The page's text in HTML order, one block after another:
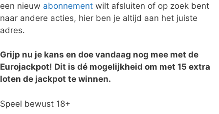
een nieuw abonnement wilt afsluiten of op zoek bent
naar andere acties, hier ben je altijd aan het juiste
adres.
Grijp nu je kans en doe vandaag nog mee met de
Eurojackpot! Dit is dé mogelijkheid om met 15 extra
loten de jackpot te winnen.
Speel bewust 18+